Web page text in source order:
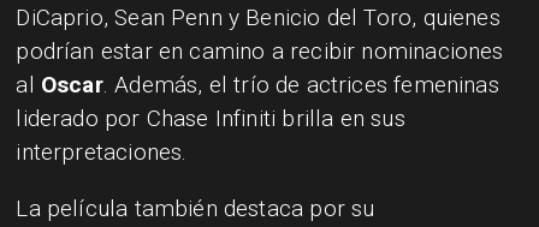
DiCaprio, Sean Penn y Benicio del Toro, quienes
podrían estar en camino a recibir nominaciones
al Oscar. Además, el trío de actrices femeninas
liderado por Chase Infiniti brilla en sus
interpretaciones.
La película también destaca por su